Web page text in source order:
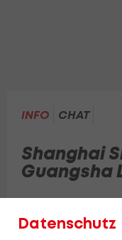
INFO CHAT
Shanghai
Guangsha
Datenschutz